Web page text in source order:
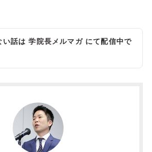
い話は学院長メルマガにて配信中で